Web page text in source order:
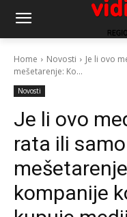
Home Novosti
Je li ovo
mešetarenje: Ko...
Novosti
Je li ovo
rata ili
kompanije